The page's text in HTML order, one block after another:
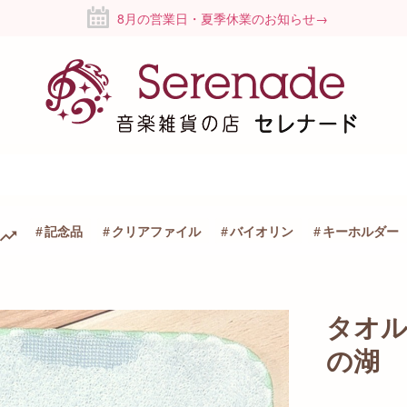
8月の営業日・夏季休業のお知らせ→
記念品 クリアファイル バイオリン キーホルダー
タオ
の湖